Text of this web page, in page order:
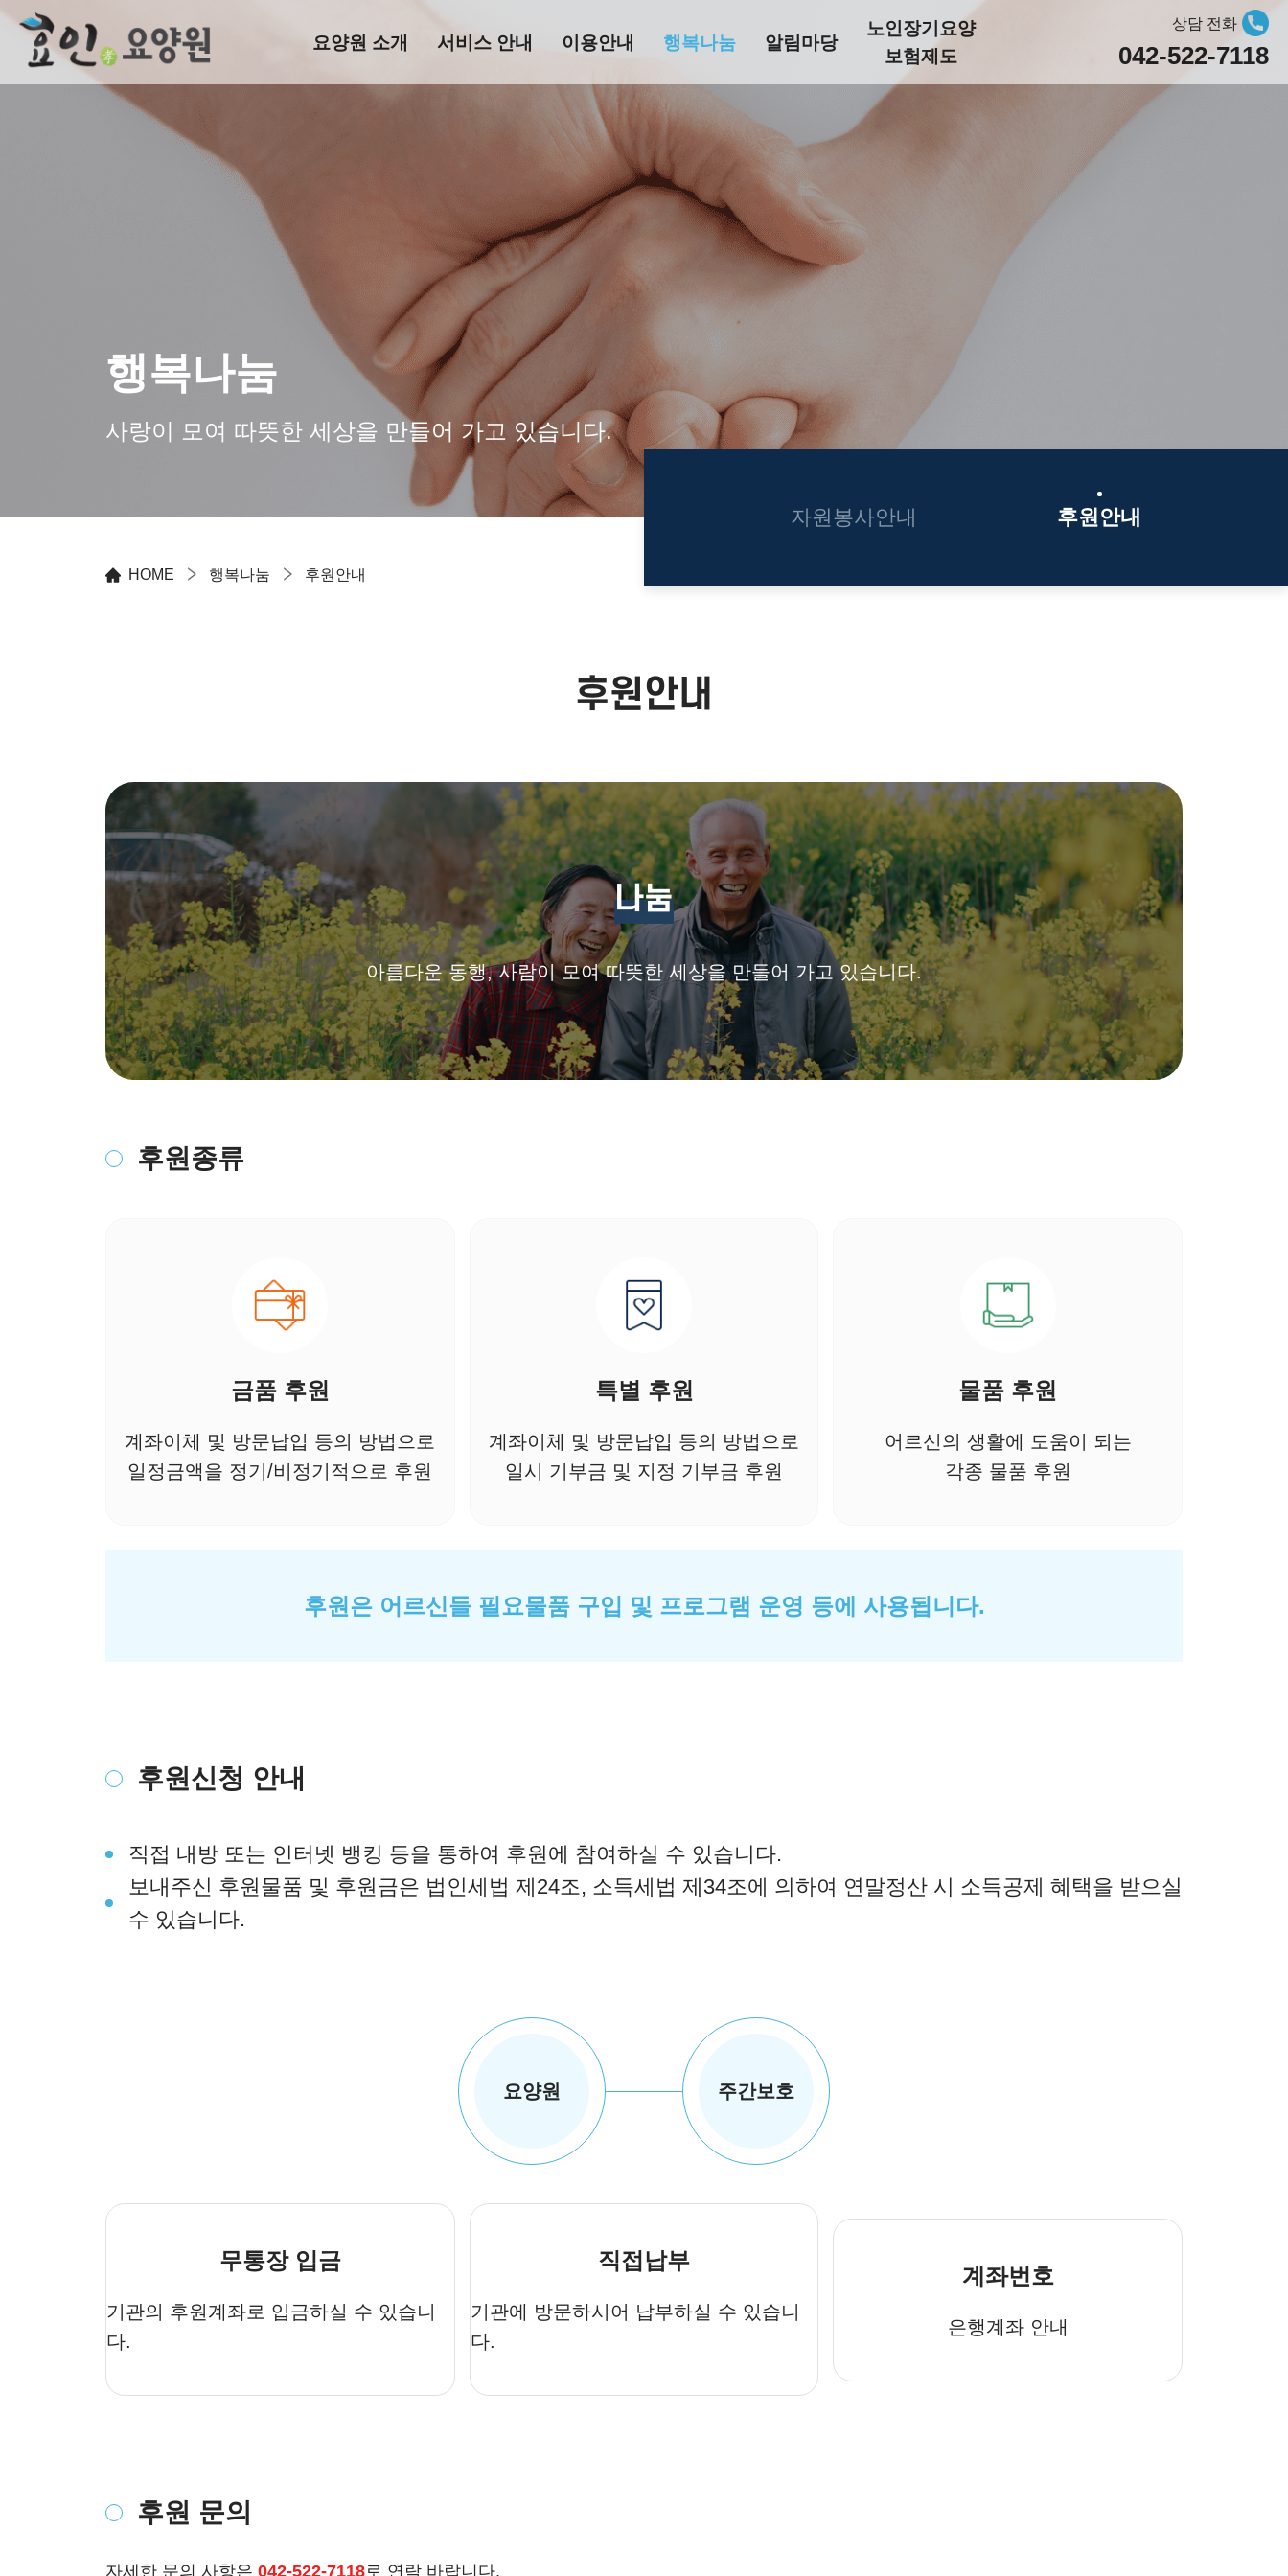
요양원 소개 서비스 안내 이용안내 행복나눔 알림마당
노인장기요양
보험제도
상담 전화
042-522-7118
행복나눔
사랑이 모여 따뜻한 세상을 만들어 가고 있습니다.
HOME 행복나눔 후원안내
자원봉사안내 후원안내
후원안내
나눔
아름다운 동행, 사람이 모여 따뜻한 세상을 만들어 가고 있습니다.
후원종류
금품 후원
계좌이체 및 방문납입 등의 방법으로
일정금액을 정기/비정기적으로 후원
특별 후원
계좌이체 및 방문납입 등의 방법으로
일시 기부금 및 지정 기부금 후원
물품 후원
어르신의 생활에 도움이 되는
각종 물품 후원
후원은 어르신들 필요물품 구입 및 프로그램 운영 등에 사용됩니다.
후원신청 안내
직접 내방 또는 인터넷 뱅킹 등을 통하여 후원에 참여하실 수 있습니다.
보내주신 후원물품 및 후원금은 법인세법 제24조, 소득세법 제34조에 의하여 연말정산 시 소득공제 혜택을 받으실
수 있습니다.
요양원 주간보호
무통장 입금
기관의 후원계좌로 입금하실 수 있습니
다.
직접납부
기관에 방문하시어 납부하실 수 있습니
다.
계좌번호
은행계좌 안내
후원 문의
자세한 문의 사항은 042-522-7118로 연락 바랍니다.